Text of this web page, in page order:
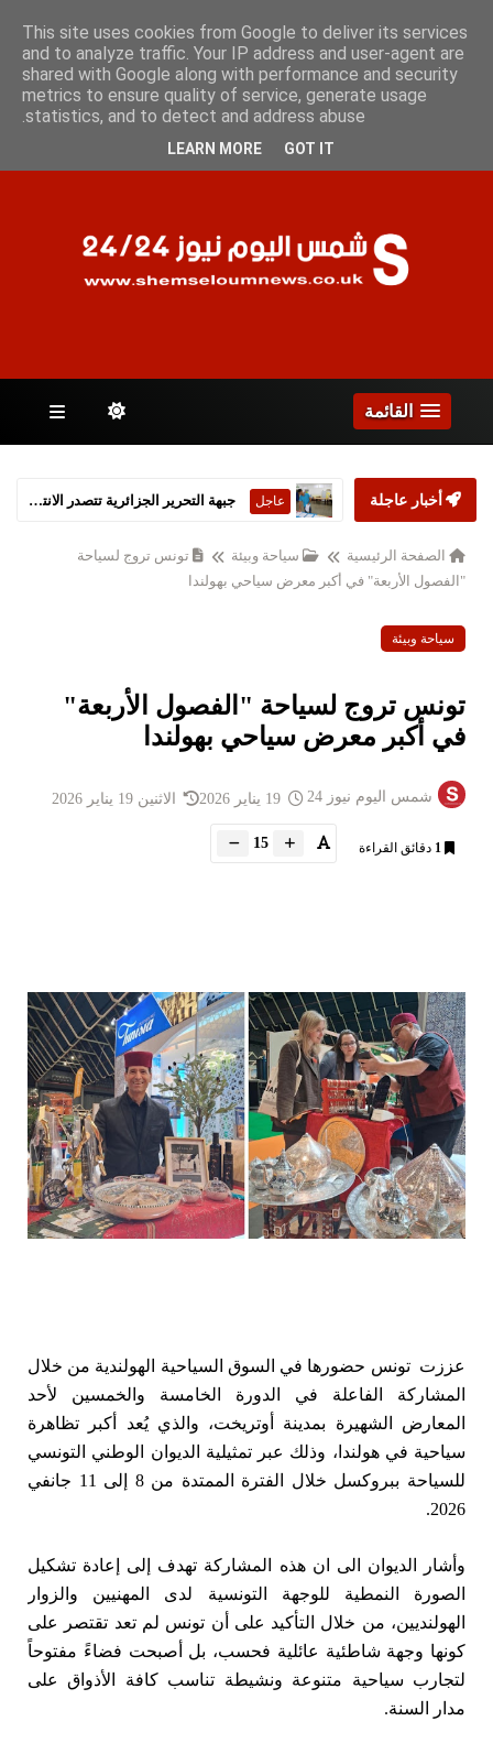
الصفحات
القائمة
أخبار عاجلة عاجل جبهة التحرير الجزائرية تتصدر الانتخابات التشريعية
الصفحة الرئيسية سياحة وبيئة
تونس تروج لسياحة
"الفصول الأربعة" في أكبر معرض سياحي بهولندا
سياحة وبيئة
تونس تروج لسياحة "الفصول الأربعة"
في أكبر معرض سياحي بهولندا
شمس اليوم نيوز 24 الاثنين 19 يناير 2026
1 دقائق القراءة 15
عززتتونس حضورها في السوق السياحية الهولندية من خلال
المشاركة الفاعلة في الدورة الخامسة والخمسين لأحد
المعارض الشهيرة بمدينة أوتريخت، والذي يُعد أكبر تظاهرة
سياحية في هولندا، وذلك عبر تمثيلية الديوان الوطني التونسي
للسياحة ببروكسل خلال الفترة الممتدة من 8 إلى 11 جانفي
2026.
وأشار الديوان الى ان هذه المشاركة تهدف إلى إعادة تشكيل
الصورة النمطية للوجهة التونسية لدى المهنيين والزوار
الهولنديين، من خلال التأكيد على أن تونس لم تعد تقتصر على
كونها وجهة شاطئية عائلية فحسب، بل أصبحت فضاءً مفتوحاً
لتجارب سياحية متنوعة ونشيطة تناسب كافة الأذواق على
مدار السنة.
This site uses cookies from Google to deliver its services
and to analyze traffic. Your IP address and user-agent are
shared with Google along with performance and security
metrics to ensure quality of service, generate usage
statistics, and to detect and address abuse.
LEARN MORE GOT IT